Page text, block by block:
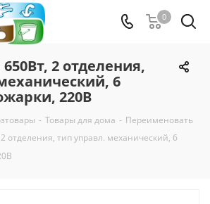
0
650Вт, 2 отделения,
6
220В
- Товары для дома - Переименовать
2 отделения, тип управл. механический, 6